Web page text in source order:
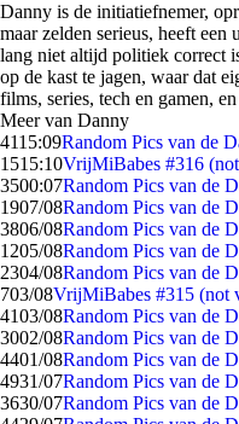
Danny is de initiatiefnemer,
maar zelden serieus, heeft
lang niet altijd politiek correct
op de kast te jagen, waar dat
films, series, tech en gamen,
Meer van Danny
4115:09Random Pics van de
1515:10VrijMiBabes #316
3500:07Random Pics van de
1907/08Random Pics van de
3806/08Random Pics van de
1205/08Random Pics van de
2304/08Random Pics van de
703/08VrijMiBabes #315 (not
4103/08Random Pics van de
3002/08Random Pics van de
4401/08Random Pics van de
4931/07Random Pics van de
3630/07Random Pics van de